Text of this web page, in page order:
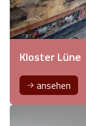
Kloster Lüne
ansehen